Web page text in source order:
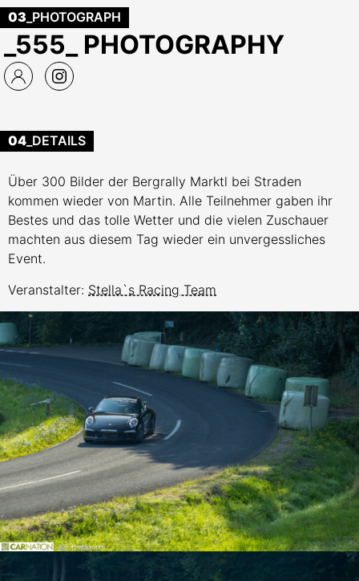
03 _PHOTOGRAPH
_555_ PHOTOGRAPHY
04 _DETAILS
Über 300 Bilder der Bergrally Marktl bei Straden
kommen wieder von Martin. Alle Teilnehmer gaben ihr
Bestes und das tolle Wetter und die vielen Zuschauer
machten aus diesem Tag wieder ein unvergessliches
Event.
Veranstalter: Stella`s Racing Team